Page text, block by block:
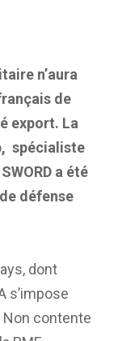
n’aura
de
export. La
spécialiste
a été
défense
dont
s’impose
Non contente